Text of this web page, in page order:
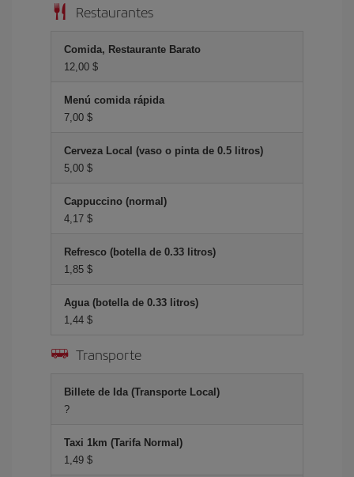
Restaurantes
Comida, Restaurante Barato
12,00 $
Menú comida rápida
7,00 $
Cerveza Local (vaso o pinta de 0.5 litros)
5,00 $
Cappuccino (normal)
4,17 $
Refresco (botella de 0.33 litros)
1,85 $
Agua (botella de 0.33 litros)
1,44 $
Transporte
Billete de Ida (Transporte Local)
?
Taxi 1km (Tarifa Normal)
1,49 $